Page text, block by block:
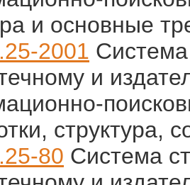
и основные
2001
и
структура,
80 Система